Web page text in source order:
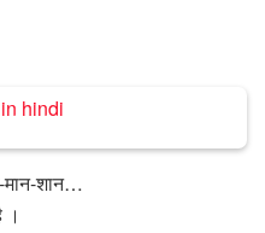
मान-शान…
।